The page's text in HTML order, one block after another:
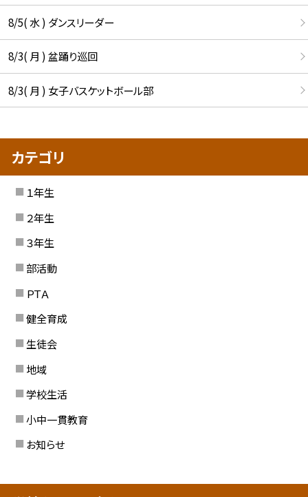
8/5( 水 ) ダンスリーダー
8/3( 月 ) 盆踊り巡回
8/3( 月 ) 女子バスケットボール部
カテゴリ
１年生
２年生
３年生
部活動
ＰＴＡ
健全育成
生徒会
地域
学校生活
小中一貫教育
お知らせ